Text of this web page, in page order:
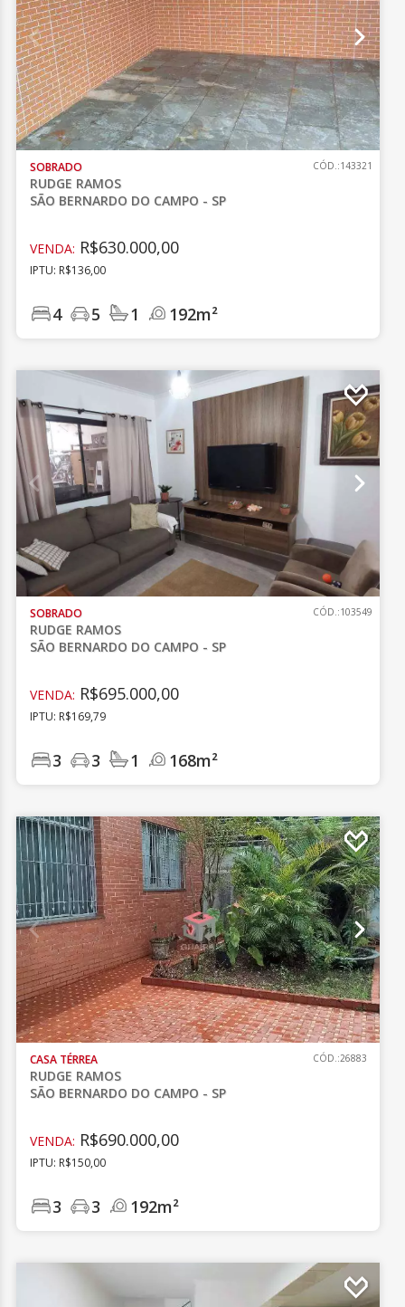
SOBRADO
RUDGE RAMOS
SÃO BERNARDO DO CAMPO - SP
CÓD.:143321
VENDA: R$630.000,00
IPTU: R$136,00
4 5 1 192m²
SOBRADO
RUDGE RAMOS
SÃO BERNARDO DO CAMPO - SP
CÓD.:103549
VENDA: R$695.000,00
IPTU: R$169,79
3 3 1 168m²
CASA TÉRREA
RUDGE RAMOS
SÃO BERNARDO DO CAMPO - SP
CÓD.:26883
VENDA: R$690.000,00
IPTU: R$150,00
3 3 192m²